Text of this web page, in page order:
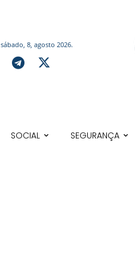
sábado, 8, agosto 2026.
SOCIAL SEGURANÇA